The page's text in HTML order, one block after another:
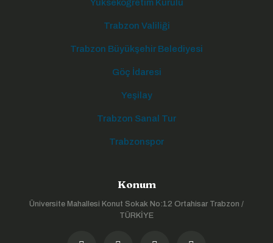
Yükseköğretim Kurulu
Trabzon Valiliği
Trabzon Büyükşehir Belediyesi
Göç İdaresi
Yeşilay
Trabzon Sanal Tur
Trabzonspor
Konum
Üniversite Mahallesi Konut Sokak No:12 Ortahisar Trabzon /
TÜRKİYE